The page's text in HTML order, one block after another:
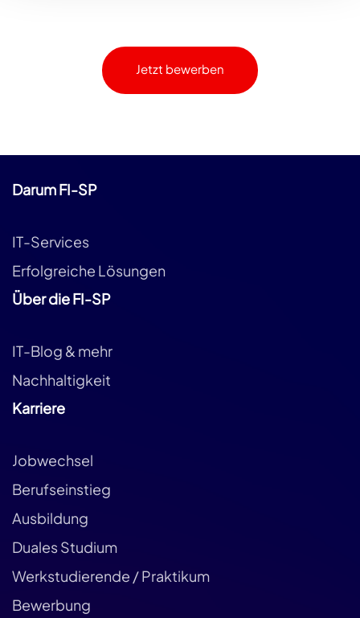
Jetzt bewerben
Darum FI-SP
IT-Services
Erfolgreiche Lösungen
Über die FI-SP
IT-Blog & mehr
Nachhaltigkeit
Karriere
Jobwechsel
Berufseinstieg
Ausbildung
Duales Studium
Werkstudierende / Praktikum
Bewerbung